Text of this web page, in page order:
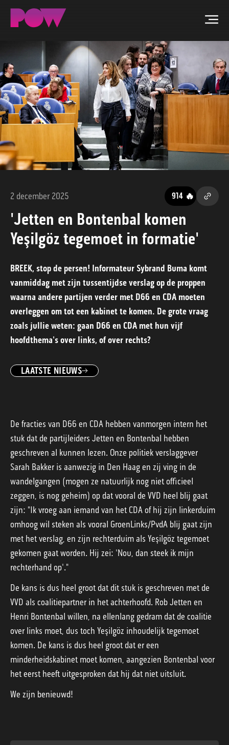
ZOEKEN
NIEUWS
PROGRAMMA'S
TIP DE REDACTIE
WORD LID
2 december 2025 914 🔥
'Jetten en Bontenbal komen
Yeşilgöz tegemoet in formatie'
BREEK, stop de persen! Informateur Sybrand Buma komt
vanmiddag met zijn tussentijdse verslag op de proppen
waarna andere partijen verder met D66 en CDA moeten
overleggen om tot een kabinet te komen. De grote vraag
zoals jullie weten: gaan D66 en CDA met hun vijf
hoofdthema's over links, of over rechts?
LAATSTE NIEUWS
De fracties van D66 en CDA hebben vanmorgen intern het
stuk dat de partijleiders Jetten en Bontenbal hebben
geschreven al kunnen lezen. Onze politiek verslaggever
Sarah Bakker is aanwezig in Den Haag en zij ving in de
wandelgangen (mogen ze natuurlijk nog niet officieel
zeggen, is nog geheim) op dat vooral de VVD heel blij gaat
zijn: "Ik vroeg aan iemand van het CDA of hij zijn linkerduim
omhoog wil steken als vooral GroenLinks/PvdA blij gaat zijn
met het verslag, en zijn rechterduim als Yeşilgöz tegemoet
gekomen gaat worden. Hij zei: 'Nou, dan steek ik mijn
rechterhand op'."
De kans is dus heel groot dat dit stuk is geschreven met de
VVD als coalitiepartner in het achterhoofd. Rob Jetten en
Henri Bontenbal willen, na ellenlang gedram dat de coalitie
over links moet, dus toch Yeşilgöz inhoudelijk tegemoet
komen. De kans is dus heel groot dat er een
minderheidskabinet moet komen, aangezien Bontenbal voor
het eerst heeft uitgesproken dat hij dat niet uitsluit.
We zijn benieuwd!